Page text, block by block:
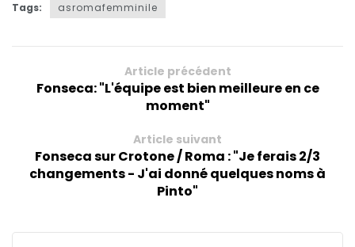
Tags: asromafemminile
Article précédent
Fonseca: "L'équipe est bien meilleure en ce
moment"
Article suivant
Fonseca sur Crotone / Roma : "Je ferais 2/3
changements - J'ai donné quelques noms à
Pinto"